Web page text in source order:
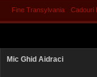
Fine Transylvania Cadouri
Mic Ghid Aidraci